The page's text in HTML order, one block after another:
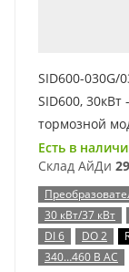
SID600-030G/
SID600, 30кВт
тормозной
Есть в
Склад АйДи
30 кВт/37 кВт
DI 6
DO 2
340…460 В AC